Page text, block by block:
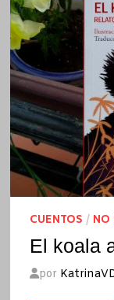
CUENTOS / NO
El koala
por